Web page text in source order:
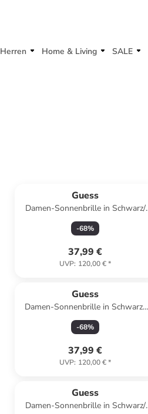
Herren Home & Living SALE
Guess
Damen-Sonnenbrille in Schwarz/
Lila
-68%
37,99 €
UVP: 120,00 €*
Guess
Damen-Sonnenbrille in Schwarz-
Transparent/ Dunkelblau
-68%
37,99 €
UVP: 120,00 €*
Guess
Damen-Sonnenbrille in Schwarz/